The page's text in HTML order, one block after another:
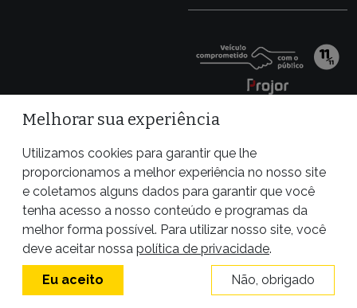
Site desenvolvido por
Melhorar sua experiência
Utilizamos cookies para garantir que lhe
proporcionamos a melhor experiência no nosso site
e coletamos alguns dados para garantir que você
tenha acesso a nosso conteúdo e programas da
melhor forma possível. Para utilizar nosso site, você
deve aceitar nossa política de privacidade.
Eu aceito Não, obrigado